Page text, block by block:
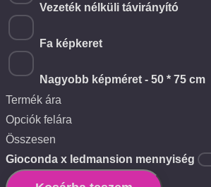
Vezeték nélküli távirányító
Fa képkeret
Nagyobb képméret - 50 * 75 cm
Termék ára
Opciók felára
Összesen
Gioconda x ledmansion mennyiség